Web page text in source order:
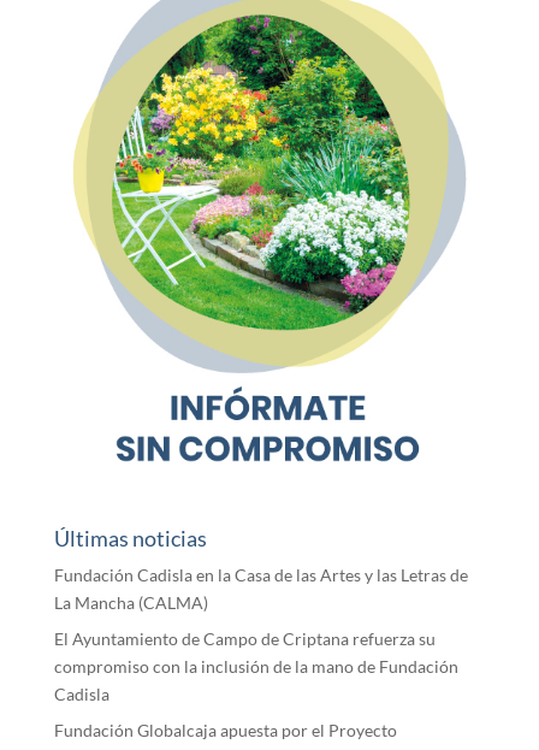
Últimas noticias
Fundación Cadisla en la Casa de las Artes y las Letras de
La Mancha (CALMA)
El Ayuntamiento de Campo de Criptana refuerza su
compromiso con la inclusión de la mano de Fundación
Cadisla
Fundación Globalcaja apuesta por el Proyecto